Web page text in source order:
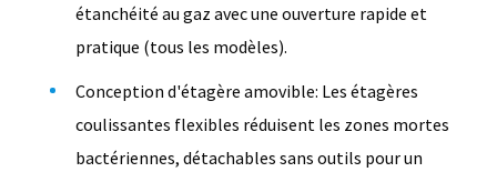
étanchéité au gaz avec une ouverture rapide et
pratique (tous les modèles).
Conception d'étagère amovible: Les étagères
coulissantes flexibles réduisent les zones mortes
bactériennes, détachables sans outils pour un